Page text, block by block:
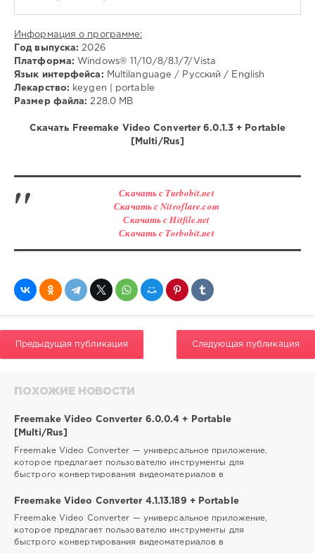
Информация о программе:
Год выпуска: 2026
Платформа: Windows® 11/10/8/8.1/7/Vista
Язык интерфейса: Multilanguage / Русский / English
Лекарство: keygen | portable
Размер файла: 228.0 MB
Скачать Freemake Video Converter 6.0.1.3 + Portable
[Multi/Rus]
Скачать с Turbobit.net
Скачать с Nitroflare.com
Скачать с Hitfile.net
Скачать с Torbobit.net
Предыдущая публикация Следующая публикация
ПОХОЖИЕ НОВОСТИ
Freemake Video Converter 6.0.0.4 + Portable
[Multi/Rus]
Freemake Video Converter — универсальное приложение,
которое предлагает пользователю инструменты для
быстрого конвертирования видеоматериалов в
Freemake Video Converter 4.1.13.189 + Portable
Freemake Video Converter — универсальное приложение,
которое предлагает пользователю инструменты для
быстрого конвертирования видеоматериалов в